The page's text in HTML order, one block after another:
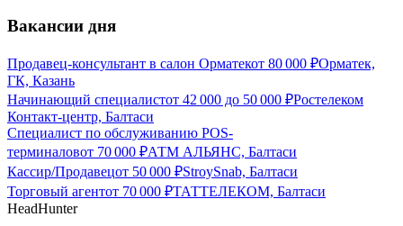
Вакансии дня
Продавец-консультант в салон Орматекот 80 000 ₽Орматек,
ГК, Казань
Начинающий специалистот 42 000 до 50 000 ₽Ростелеком
Контакт-центр, Балтаси
Специалист по обслуживанию POS-
терминаловот 70 000 ₽АТМ АЛЬЯНС, Балтаси
Кассир/Продавецот 50 000 ₽StroySnab, Балтаси
Торговый агентот 70 000 ₽ТАТТЕЛЕКОМ, Балтаси
HeadHunter